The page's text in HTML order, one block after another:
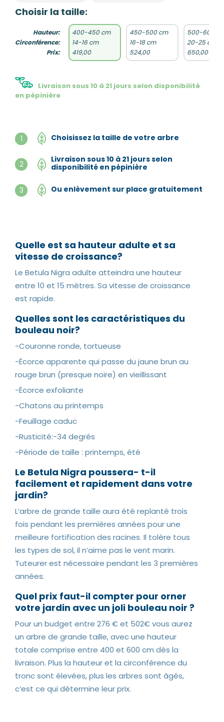
Choisir la taille:
Hauteur:
Circonférence:
Prix:
400-450 cm
14-16 cm
419,00
450-500 cm
16-18 cm
524,00
500-600
20-25 cm
650,00
Livraison sous 10 à 21 jours selon disponibilité
en pépinière
1 Choisissez la taille de votre arbre
2
Livraison sous 10 à 21 jours selon
disponibilité en pépinière
3 Ou enlèvement sur place gratuitement
Quelle est sa hauteur adulte et sa
vitesse de croissance?
Le Betula Nigra adulte atteindra une hauteur
entre 10 et 15 mètres. Sa vitesse de croissance
est rapide.
Quelles sont les caractéristiques du
bouleau noir?
-Couronne ronde, tortueuse
-Écorce apparente qui passe du jaune brun au
rouge brun (presque noire) en vieillissant
-Écorce exfoliante
-Chatons au printemps
-Feuillage caduc
-Rusticité:-34 degrés
-Période de taille : printemps, été
Le Betula Nigra poussera- t-il
facilement et rapidement dans votre
jardin?
L’arbre de grande taille aura été replanté trois
fois pendant les premières années pour une
meilleure fortification des racines. Il tolère tous
les types de sol, il n’aime pas le vent marin.
Tuteurer est nécessaire pendant les 3 premières
années.
Quel prix faut-il compter pour orner
votre jardin avec un joli bouleau noir ?
Pour un budget entre 276 € et 502€ vous aurez
un arbre de grande taille, avec une hauteur
totale comprise entre 400 et 600 cm dès la
livraison. Plus la hauteur et la circonférence du
tronc sont élevées, plus les arbres sont âgés,
c’est ce qui détermine leur prix.